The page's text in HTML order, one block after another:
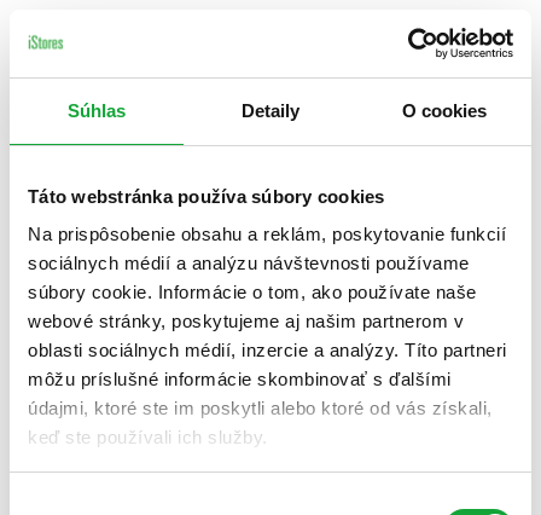
Súhlas Detaily O cookies
Táto webstránka používa súbory cookies
Na prispôsobenie obsahu a reklám, poskytovanie funkcií
sociálnych médií a analýzu návštevnosti používame
súbory cookie. Informácie o tom, ako používate naše
webové stránky, poskytujeme aj našim partnerom v
oblasti sociálnych médií, inzercie a analýzy. Títo partneri
môžu príslušné informácie skombinovať s ďalšími
údajmi, ktoré ste im poskytli alebo ktoré od vás získali,
keď ste používali ich služby.